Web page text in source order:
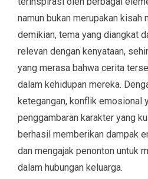
namun bukan merupakan kisah
demikian, tema yang diangkat
relevan dengan kenyataan,
yang merasa bahwa cerita
dalam kehidupan mereka.
ketegangan, konflik emosional
penggambaran karakter yang
berhasil memberikan dampak
dan mengajak penonton untuk
dalam hubungan keluarga.